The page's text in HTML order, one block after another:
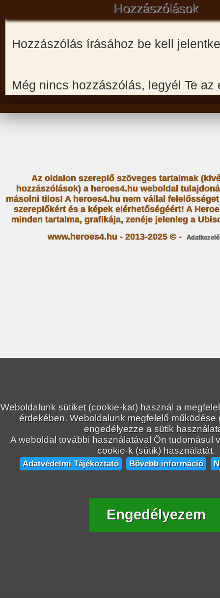
Hozzászólások
Hozzászólás írásához be kell
Még nincs hozzászólás, legyél Te az
Weboldalunk sütiket (cookie-kat) használ a
érdekében. Weboldalunk megfelelő működése
engedélyezze a sütik
A weboldal további használatával Ön tudomásul
cookie-k (sütik) használatát.
Adatvédelmi Tájékoztató Bővebb információ
Engedélyezem
Az oldalon szereplő szöveges tartalmak
hozzászólások) a heroes4.hu weboldal
másolni tilos! A heroes4.hu nem vállal
szereplőkért és a képek elérhetőségéért! A
minden tartalma, grafikája, zenéje jelenleg a
www.heroes4.hu - 2013-2025 © -